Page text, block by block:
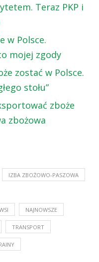
Teraz PKP i
w Polsce.
mojej zgody
zostać w Polsce.
stołu”
zboże
zbożowa
IZBA ZBOŻOWO-PASZOWA
NAJNOWSZE
TRANSPORT